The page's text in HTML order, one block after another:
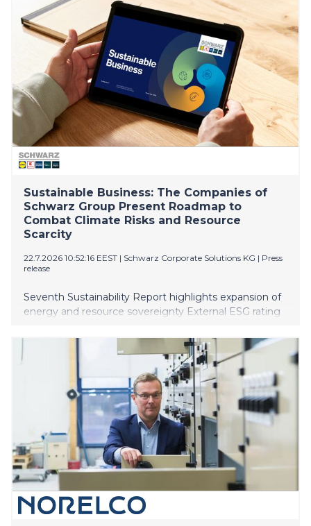
Kaasuturbiinit tarjoavat tähän nopeasti
käyttöönotettavan ja skaalautuvan ratkaisun. Uuden
kumppanuuden myötä Eagle Filtersin
kaasuturbiininsuodattimia hyödynnetään näissä
energiantuotantojärjestelmissä. Kumppanuudella ja
siihen liittyvillä kaasuturbiinisuodattimien toimituksilla
ei arv
Sustainable Business: The Companies of
Schwarz Group Present Roadmap to
Combat Climate Risks and Resource
Scarcity
22.7.2026 10:52:16 EEST | Schwarz Corporate Solutions KG | Press
release
Seventh Sustainability Report highlights expansion of
energy and resource sovereignty External ESG rating
strategic risk management Climate transition plan
serves as central instrument for future-proofing